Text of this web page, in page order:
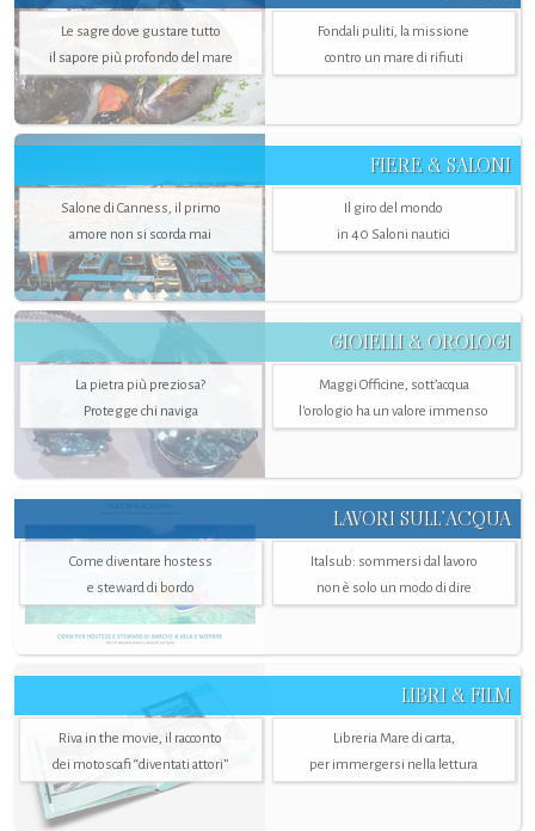
Le sagre dove gustare tutto
il sapore più profondo del mare
Fondali puliti, la missione
contro un mare di rifiuti
FIERE & SALONI
Salone di Canness, il primo
amore non si scorda mai
Il giro del mondo
in 40 Saloni nautici
GIOIELLI & OROLOGI
La pietra più preziosa?
Protegge chi naviga
Maggi Officine, sott’acqua
l'orologio ha un valore immenso
LAVORI SULL’ACQUA
Come diventare hostess
e steward di bordo
Italsub: sommersi dal lavoro
non è solo un modo di dire
LIBRI & FILM
Riva in the movie, il racconto
dei motoscafi “diventati attori”
Libreria Mare di carta,
per immergersi nella lettura